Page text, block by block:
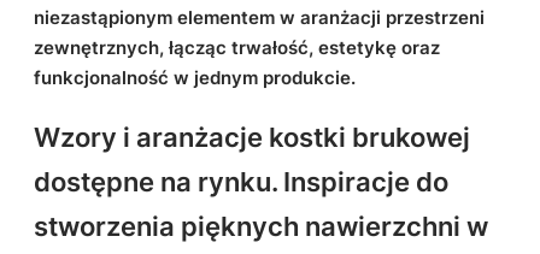
niezastąpionym elementem w aranżacji przestrzeni
zewnętrznych, łącząc trwałość, estetykę oraz
funkcjonalność w jednym produkcie.
Wzory i aranżacje kostki brukowej
dostępne na rynku. Inspiracje do
stworzenia pięknych nawierzchni w